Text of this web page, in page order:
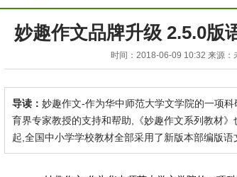
妙趣作文品牌升级 2.5.0版
时间： 2018-06-09 10:32 来源：
导读： 妙趣作文-作为华中师范大学文学院的一项
育界专家教授的支持和帮助,《妙趣作文系列教材
起,全国中小学学校教材全部采用了新版本部编版